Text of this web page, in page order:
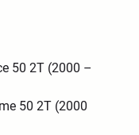
50 2T (2000 –
50 2T (2000